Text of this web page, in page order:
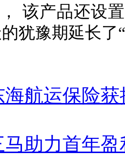
该产品还设
犹豫期延长了
海航运保险
马助力首年